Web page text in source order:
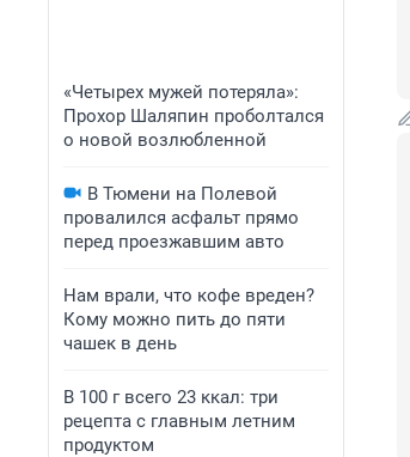
«Четырех мужей потеряла»:
Прохор Шаляпин проболтался
о новой возлюбленной
В Тюмени на Полевой
провалился асфальт прямо
перед проезжавшим авто
Нам врали, что кофе вреден?
Кому можно пить до пяти
чашек в день
В 100 г всего 23 ккал: три
рецепта с главным летним
продуктом